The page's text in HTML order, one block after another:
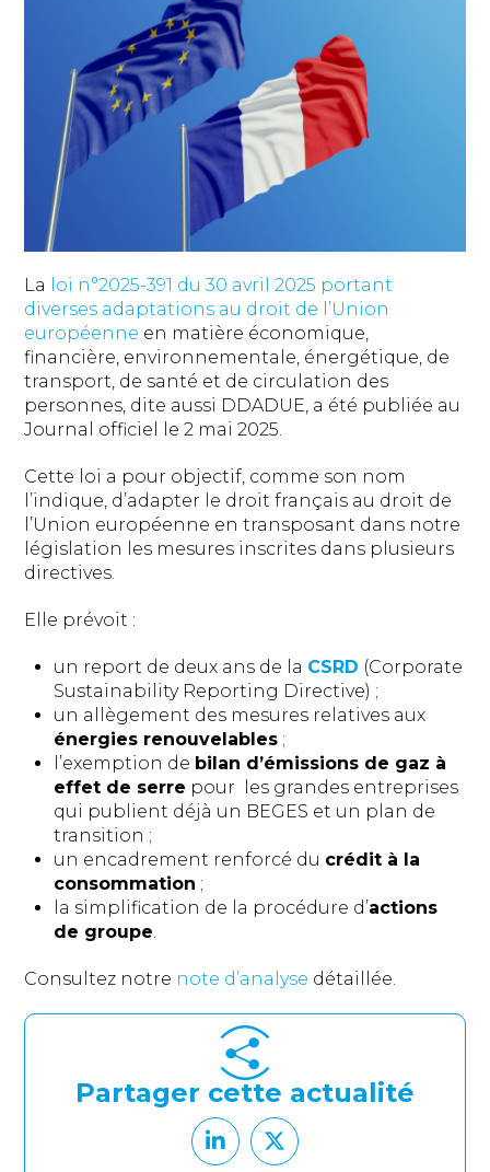
La
loi n°2025-391 du 30 avril 2025 portant
diverses adaptations au droit de l’Union
européenne en matière économique,
financière, environnementale, énergétique, de
transport, de santé et de circulation des
personnes, dite aussi DDADUE, a été publiée au
Journal officiel le 2 mai 2025.
Cette loi a pour objectif, comme son nom
l’indique, d’adapter le droit français au droit de
l’Union européenne en transposant dans notre
législation les mesures inscrites dans plusieurs
directives.
Elle prévoit :
un report de deux ans de la CSRD (Corporate
Sustainability Reporting Directive) ;
un allègement des mesures relatives aux
énergies renouvelables;
l’exemption de bilan d’émissions de gaz à
effet de serre pour les grandes entreprises
qui publient déjà un BEGES et un plan de
transition ;
un encadrement renforcé du crédit à la
consommation ;
la simplification de la procédure d’actions
de groupe
Consultez notre note d’analyse détaillée.
Partager cette actualité